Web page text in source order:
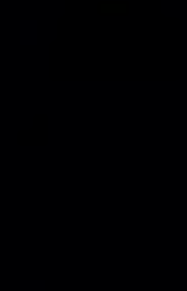
алюминия имеет
продлевая срок службы
светильник
24 или 220V.
напряжением, как
срок службы.
S
засветки архитектурных
нужен заливающий
разных углов
качественными
IP67.